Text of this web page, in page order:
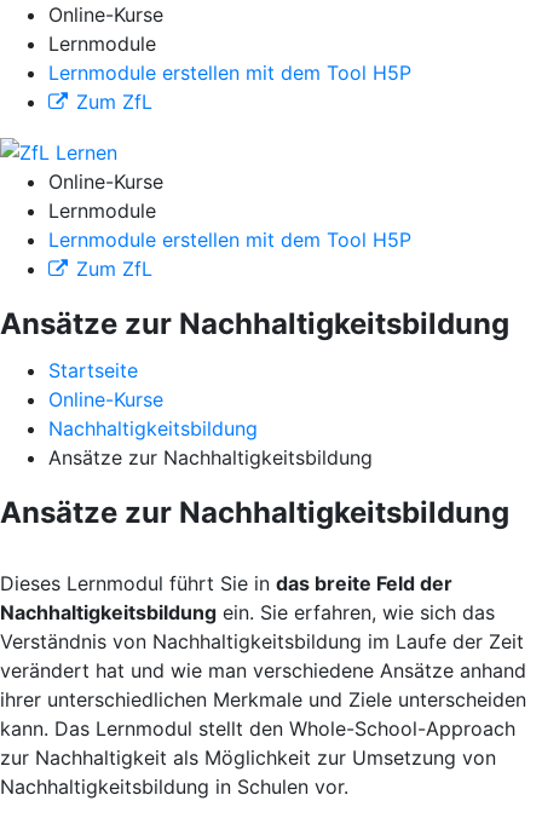
Online-Kurse
Lernmodule
Lernmodule erstellen mit dem Tool H5P
Zum ZfL
Online-Kurse
Lernmodule
Lernmodule erstellen mit dem Tool H5P
Zum ZfL
Ansätze zur Nachhaltigkeitsbildung
Startseite
Online-Kurse
Nachhaltigkeitsbildung
Ansätze zur Nachhaltigkeitsbildung
Ansätze zur Nachhaltigkeitsbildung
Dieses Lernmodul führt Sie in das breite Feld der
Nachhaltigkeitsbildung ein. Sie erfahren, wie sich das
Verständnis von Nachhaltigkeitsbildung im Laufe der Zeit
verändert hat und wie man verschiedene Ansätze anhand
ihrer unterschiedlichen Merkmale und Ziele unterscheiden
kann. Das Lernmodul stellt den Whole-School-Approach
zur Nachhaltigkeit als Möglichkeit zur Umsetzung von
Nachhaltigkeitsbildung in Schulen vor.